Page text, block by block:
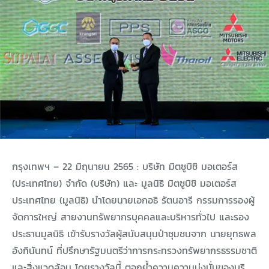
กรุงเทพฯ – 22 มิถุนายน 2565 : บริษัท มิตซูบิชิ มอเตอร์ส
(ประเทศไทย) จำกัด (บริษัท) และ มูลนิธิ มิตซูบิชิ มอเตอร์ส
ประเทศไทย (มูลนิธิ) นำโดยนายเอกอธิ รัตนอารี กรรมการรองผู้
จัดการใหญ่ สายงานทรัพยากรบุคคลและบริหารทั่วไป และรอง
ประธานมูลนิธิ เข้ารับรางวัลผู้สนับสนุนป่าชุมชนจาก นายยุทธพล
อังกินันทน์ ที่ปรึกษารัฐมนตรีว่าการกระทรวงทรัพยากรธรรมชาติ